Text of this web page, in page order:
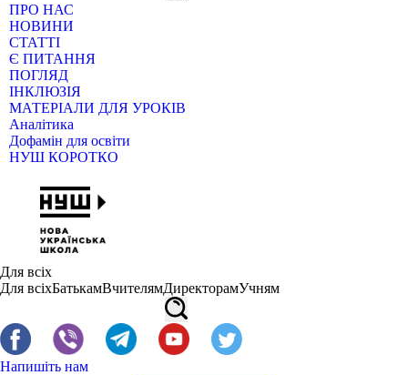
ПРО НАС
НОВИНИ
СТАТТІ
Є ПИТАННЯ
ПОГЛЯД
ІНКЛЮЗІЯ
МАТЕРІАЛИ ДЛЯ УРОКІВ
Аналітика
Дофамін для освіти
НУШ КОРОТКО
Для всіх
Для всіхБатькамВчителямДиректорамУчням
Напишіть нам